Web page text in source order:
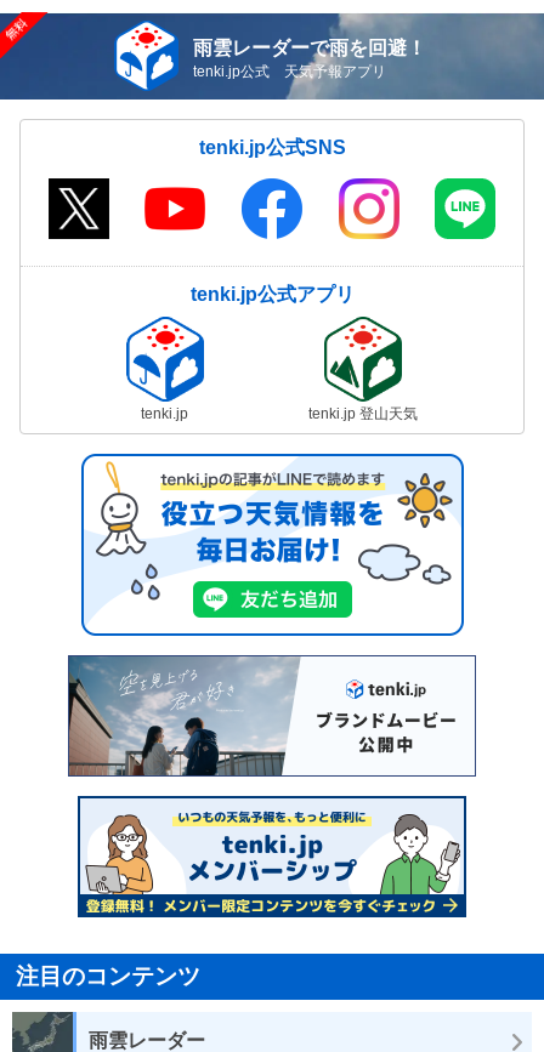
雨雲レーダーで雨を回避！
tenki.jp公式 天気予報アプリ
tenki.jp公式SNS
tenki.jp公式アプリ
tenki.jp tenki.jp 登山天気
注目のコンテンツ
雨雲レーダー